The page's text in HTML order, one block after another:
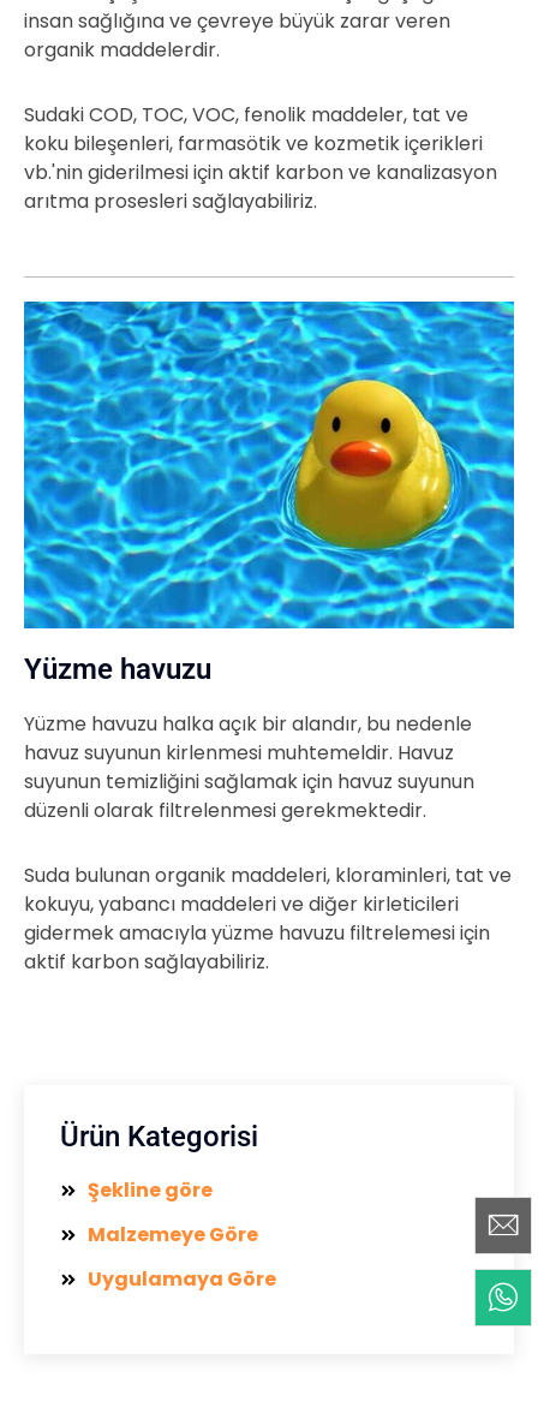
insan sağlığına ve çevreye büyük zarar veren
organik maddelerdir.
Sudaki COD, TOC, VOC, fenolik maddeler, tat ve
koku bileşenleri, farmasötik ve kozmetik içerikleri
vb.'nin giderilmesi için aktif karbon ve kanalizasyon
arıtma prosesleri sağlayabiliriz.
Yüzme havuzu
Yüzme havuzu halka açık bir alandır, bu nedenle
havuz suyunun kirlenmesi muhtemeldir. Havuz
suyunun temizliğini sağlamak için havuz suyunun
düzenli olarak filtrelenmesi gerekmektedir.
Suda bulunan organik maddeleri, kloraminleri, tat ve
kokuyu, yabancı maddeleri ve diğer kirleticileri
gidermek amacıyla yüzme havuzu filtrelemesi için
aktif karbon sağlayabiliriz.
Ürün Kategorisi
Şekline göre
Malzemeye Göre
Uygulamaya Göre